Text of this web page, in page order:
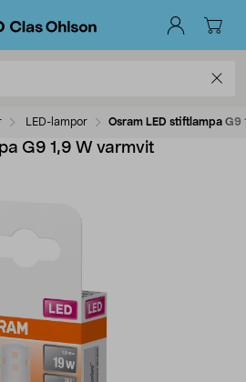
LED-lampor Osram LED stiftlampa G9
G9 1,9 W varmvit